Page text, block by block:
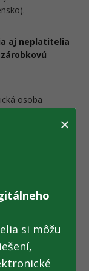
aj neplatitelia
osoba
elektronickú
osôb
aby takéto
elektronickej
odosielajú a
si ho
×
si môžu